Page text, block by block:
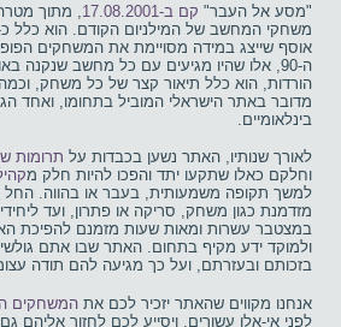
"מסע אל העבר" קם ב-17.08.2001
, מתוך
אוסף שייצג במידה מסויימת את המשחקים
ה-90, אלו שהיו מגיעים עם כל מחשב שנקנה
הורדות, הוא כלל תיאור קצר של כל משחק, וכמה
מדובר באתר הישראלי המוביל בתחומו, ואחד
בינלאומיים.
לאורך שנותיו, האתר נשען בכבדות על תרומות
וחלקם כאלו שתקעו יתד והפכו להיות חלק מ
למשך תקופה משמעותית, בעבר או בהווה. החל
מזדמנת כגון משחק, סריקה או פתרון, ועד
במצטבר עשרות ומאות שעות מזמנם להפיכת
ולמוקד ידע מקיף בתחום. האתר שבו אתם
בזכותם ובעזרתם, ועל כך מגיעה להם תודה
אנחנו מקווים שהאתר יזכיר לכם אתהמשחקים
לפני אי-אלו עשורים, ויסייע לכם לחזור אליהם